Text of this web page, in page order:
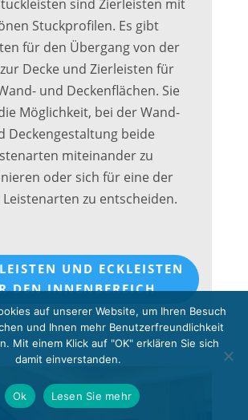
sind Zierleisten mit
Stuckprofilen. Es gibt
für den Übergang von der
Decke und Zierleisten für
und Deckenflächen. Sie
Möglichkeit, bei der Wand-
Deckengestaltung beide
miteinander zu
oder sich für eine der
zu entscheiden.
UND ECKLEISTEN
DEN INNENBEREICH
auf unserer Website, um Ihren Besuch
und Ihnen mehr Benutzerfreundlichkeit
Mit einem Klick auf "OK" erklären Sie sich
damit einverstanden.
Ok Lesen Sie mehr